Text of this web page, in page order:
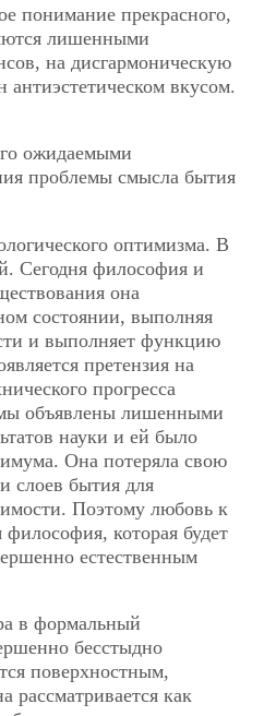
понимание прекрасного,
лишенными
на дисгармоническую
вкусом.
ожидаемыми
проблемы смысла бытия
оптимизма. В
Сегодня философия и
она
состоянии, выполняя
и выполняет функцию
претензия на
прогресса
объявлены лишенными
науки и ей было
Она потеряла свою
слоев бытия для
Поэтому любовь к
которая будет
естественным
в формальный
бесстыдно
поверхностным,
как